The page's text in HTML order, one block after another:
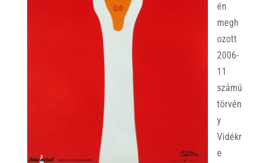
én
megh
ozott
2006-
11
számú
törvén
y
Vidékr
e